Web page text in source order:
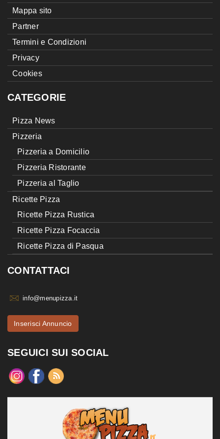
Mappa sito
Partner
Termini e Condizioni
Privacy
Cookies
CATEGORIE
Pizza News
Pizzeria
Pizzeria a Domicilio
Pizzeria Ristorante
Pizzeria al Taglio
Ricette Pizza
Ricette Pizza Rustica
Ricette Pizza Focaccia
Ricette Pizza di Pasqua
CONTATTACI
info@menupizza.it
Inserisci Annuncio
SEGUICI SUI SOCIAL